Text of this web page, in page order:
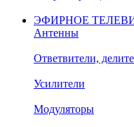
ЭФИРНОЕ
Антенны
Ответвители,
Усилители
Модуляторы